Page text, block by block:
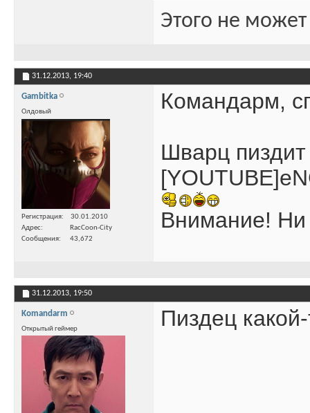
Этого не
31.12.2013, 19:40
Gambitka
Олдовый
Регистрация
30.01.2010
Адрес
RacCoon-City
Сообщения
43,672
Командарм,
Шварц
Внимание! Ни
31.12.2013, 19:50
Komandarm
Открытый геймер Пиздец